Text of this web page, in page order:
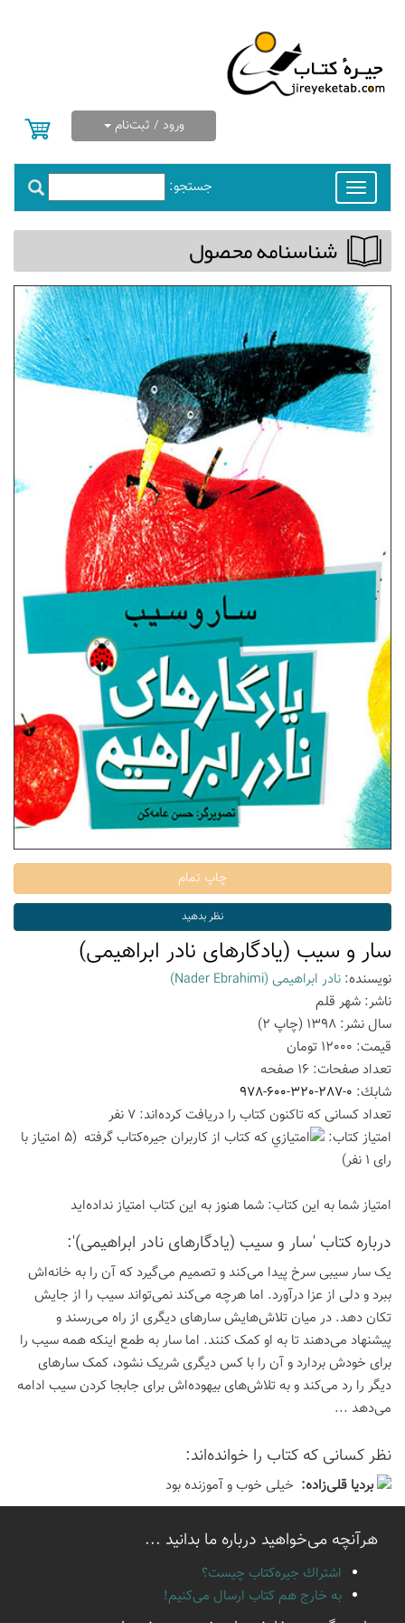
ورود / ثبت‌نام
جستجو:
Toggle
navigation
شناسنامه محصول
سار و سیب (یادگارهای نادر ابراهیمی)
نویسنده: نادر ابراهیمی (Nader Ebrahimi)
ناشر: شهر قلم
سال نشر: 1398 (چاپ 2
)
قیمت: 12000 تومان
تعداد صفحات: 16 صفحه
شابك: 978-600-320-287-0
تعداد كسانی كه تاكنون كتاب را دریافت كرده‌اند: 7 نفر
امتیاز كتاب:
(5 امتیاز با
رای 1 نفر)
امتیاز شما به این كتاب: شما هنوز به این كتاب امتیاز نداده‌اید
درباره كتاب 'سار و سیب (یادگارهای نادر ابراهیمی)':
یک سار سیبی سرخ پیدا می‌کند و تصمیم می‌گیرد که آن را به خانه‌اش
ببرد و دلی از عزا درآورد. اما هرچه می‌کند نمی‌تواند سیب را از جایش
تکان دهد. در میان تلاش‌هایش سارهای دیگری از راه می‌رسند و
پیشنهاد می‌دهند تا به او کمک کنند. اما سار به طمع اینکه همه سیب را
برای خودش بردارد و آن را با کس دیگری شریک نشود، کمک سارهای
دیگر را رد می‌کند و به تلاش‌های بیهوده‌اش برای جابجا کردن سیب ادامه
می‌دهد ...
نظر كسانی كه كتاب را خوانده‌اند:
بردیا قلی‌زاده: خیلی خوب و آموزنده بود
هرآنچه می‌خواهید درباره ما بدانید ...
اشتراك جيره‌كتاب چيست؟
به خارج هم كتاب ارسال می‌كنیم!